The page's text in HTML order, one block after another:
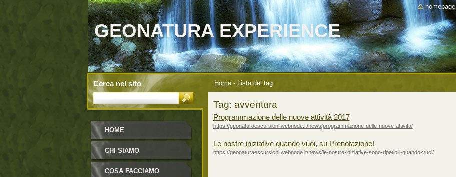
GEONATURA EXPERIENCE
Home - Lista dei tag
Tag: avventura
Programmazione delle nuove attività 2017
https://geonaturaescursioni.webnode.it/news/programmazione-delle-nuove-attivita/
Le nostre iniziative quando vuoi, su Prenotazione!
https://geonaturaescursioni.webnode.it/news/le-nostre-iniziative-sono-ripetibili-quando-vuoi/
HOME
CHI SIAMO
COSA FACCIAMO
Cerca nel sito
homepage